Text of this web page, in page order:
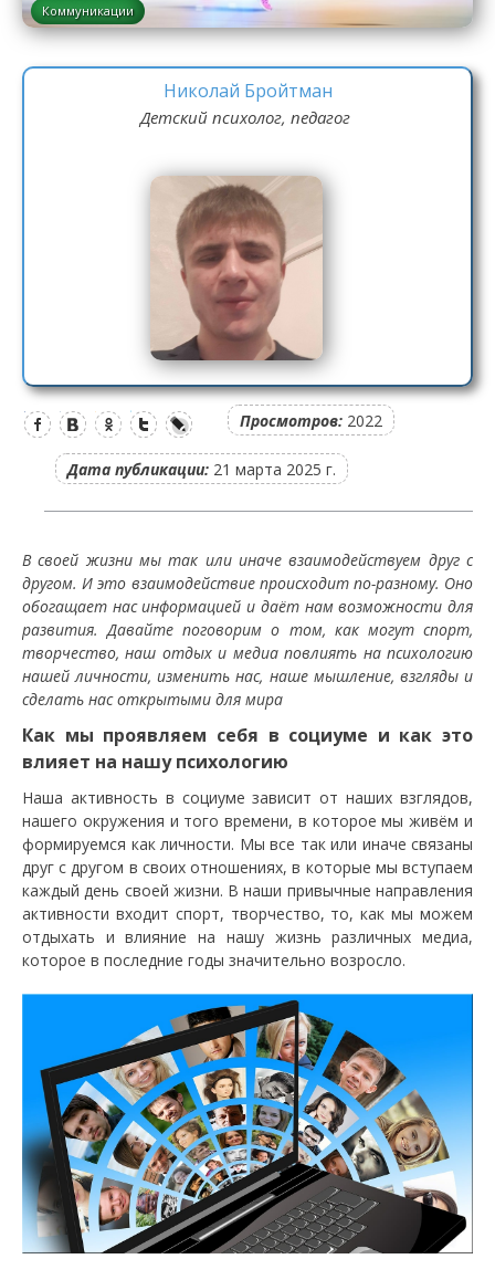
Коммуникации
Николай Бройтман
Детский психолог, педагог
Просмотров: 2022
Дата публикации: 21 марта 2025 г.
В своей жизни мы так или иначе взаимодействуем друг с
другом. И это взаимодействие происходит по-разному. Оно
обогащает нас информацией и даёт нам возможности для
развития. Давайте поговорим о том, как могут спорт,
творчество, наш отдых и медиа повлиять на психологию
нашей личности, изменить нас, наше мышление, взгляды и
сделать нас открытыми для мира
Как мы проявляем себя в социуме и как это
влияет на нашу психологию
Наша активность в социуме зависит от наших взглядов,
нашего окружения и того времени, в которое мы живём и
формируемся как личности. Мы все так или иначе связаны
друг с другом в своих отношениях, в которые мы вступаем
каждый день своей жизни. В наши привычные направления
активности входит спорт, творчество, то, как мы можем
отдыхать и влияние на нашу жизнь различных медиа,
которое в последние годы значительно возросло.